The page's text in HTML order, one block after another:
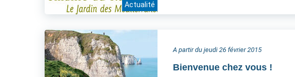
Actualité
A partir du jeudi 26 février 2015
Bienvenue chez vous !